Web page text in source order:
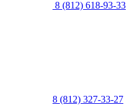
8 (812) 618-93-33
8 (812) 327-33-27